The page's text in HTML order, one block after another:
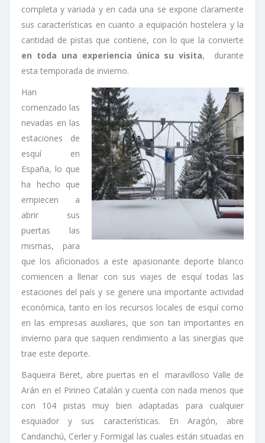
completa y variada y en cada una se expone claramente
sus características en cuanto a equipación hostelera y la
cantidad de pistas que contiene, con lo que la convierte
en toda una experiencia única su visita, durante
esta temporada de invierno.
Han
comenzado las
nevadas en las
estaciones de
esquí en
España, lo que
ha hecho que
empiecen a
abrir sus
puertas las
mismas, para
que los aficionados a este apasionante deporte blanco
comiencen a llenar con sus viajes de esquí todas las
estaciones del país y se genere una importante actividad
económica, tanto en los recursos locales de esquí como
en las empresas auxiliares, que son tan importantes en
invierno para que saquen rendimiento a las sinergias que
trae este deporte.
Baqueira Beret, abre puertas en el maravilloso Valle de
Arán en el Pirineo Catalán y cuenta con nada menos que
con 104 pistas muy bien adaptadas para cualquier
esquiador y sus características. En Aragón, abre
Candanchú, Cerler y Formigal las cuales están situadas en